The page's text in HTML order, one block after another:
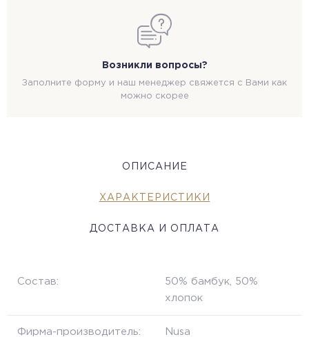
Возникли вопросы?
Заполните форму и наш менеджер свяжется с Вами как
можно скорее
ОПИСАНИЕ
ХАРАКТЕРИСТИКИ
ДОСТАВКА И ОПЛАТА
Состав:
50% бамбук, 50%
хлопок
Фирма-производитель: Nusa